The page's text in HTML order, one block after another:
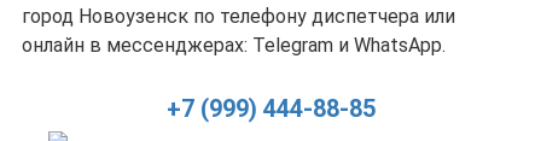
город Новоузенск по телефону диспетчера или
онлайн в мессенджерах: Telegram и WhatsApp.
+7 (999) 444-88-85